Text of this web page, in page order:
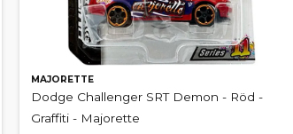
MAJORETTE
Dodge Challenger SRT Demon - Röd -
Graffiti - Majorette